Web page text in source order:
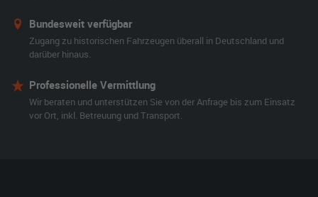
Bundesweit verfügbar
Zugang zu historischen Fahrzeugen überall in Deutschland und
darüber hinaus.
Professionelle Vermittlung
Wir beraten und unterstützen Sie von der Anfrage bis zum Einsatz
vor Ort, inkl. Betreuung und Transport.